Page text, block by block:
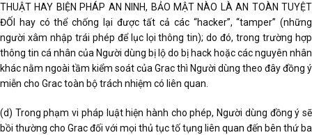
THUẬT HAY BIỆN PHÁP AN NINH, BẢO MẬT NÀO LÀ AN TOÀN TUYỆT
ĐỐI hay có thể chống lại được tất cả các “hacker”, “tamper” (những
người xâm nhập trái phép để lục lọi thông tin); do đó, trong trường hợp
thông tin cá nhân của Người dùng bị lộ do bị hack hoặc các nguyên nhân
khác nằm ngoài tầm kiểm soát của Grac thì Người dùng theo đây đồng ý
miễn cho Grac toàn bộ trách nhiệm có liên quan.
(d) Trong phạm vi pháp luật hiện hành cho phép, Người dùng đồng ý sẽ
bồi thường cho Grac đối với mọi thủ tục tố tụng liên quan đến bên thứ ba